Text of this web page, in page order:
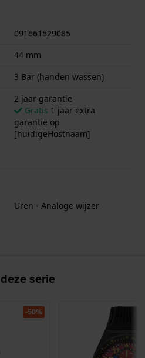
091661529085
44 mm
3 Bar (handen wassen)
2 jaar garantie
Gratis 1 jaar extra
garantie op
[huidigeHostnaam]
Uren - Analoge wijzer
serie
-50%